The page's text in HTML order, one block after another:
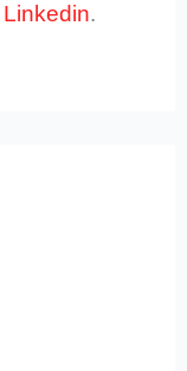
Linkedin.